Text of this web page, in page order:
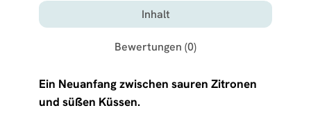
Inhalt
Bewertungen (0)
Ein Neuanfang zwischen sauren Zitronen
und süßen Küssen.